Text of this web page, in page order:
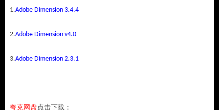
1.Adobe Dimension 3.4.4
2.Adobe Dimension v4.0
3.Adobe Dimension 2.3.1
夸克网盘点击下载：